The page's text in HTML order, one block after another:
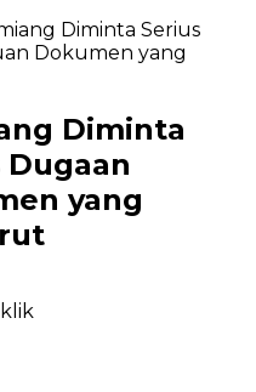
Diminta Serius
Dokumen yang
Diminta
Dugaan
yang
klik